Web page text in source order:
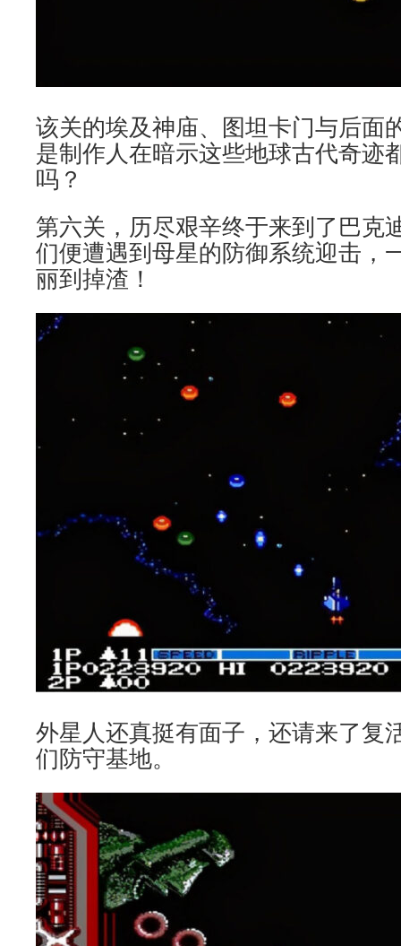
该关的埃及神庙、图坦卡门与后面
是制作人在暗示这些地球古代奇迹
吗？
第六关，历尽艰辛终于来到了巴克
们便遭遇到母星的防御系统迎击，
丽到掉渣！
外星人还真挺有面子，还请来了复
们防守基地。